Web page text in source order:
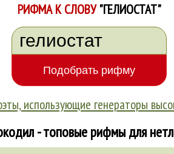
РИФМА К СЛОВУ"ГЕЛИОСТАТ"
использующие генераторы
- топовые рифмы для